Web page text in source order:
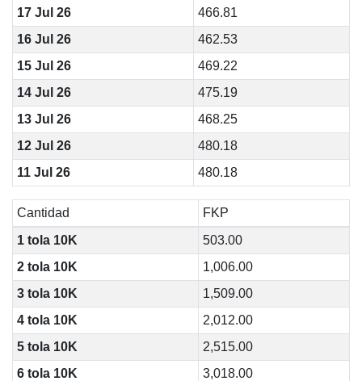
17 Jul 26
466.81
16 Jul 26
462.53
15 Jul 26
469.22
14 Jul 26
475.19
13 Jul 26
468.25
12 Jul 26
480.18
11 Jul 26
480.18
Cantidad
FKP
1 tola 10K
503.00
2 tola 10K
1,006.00
3 tola 10K
1,509.00
4 tola 10K
2,012.00
5 tola 10K
2,515.00
6 tola 10K
3,018.00